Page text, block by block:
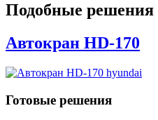
Подобные решения
Автокран HD-170
Готовые решения